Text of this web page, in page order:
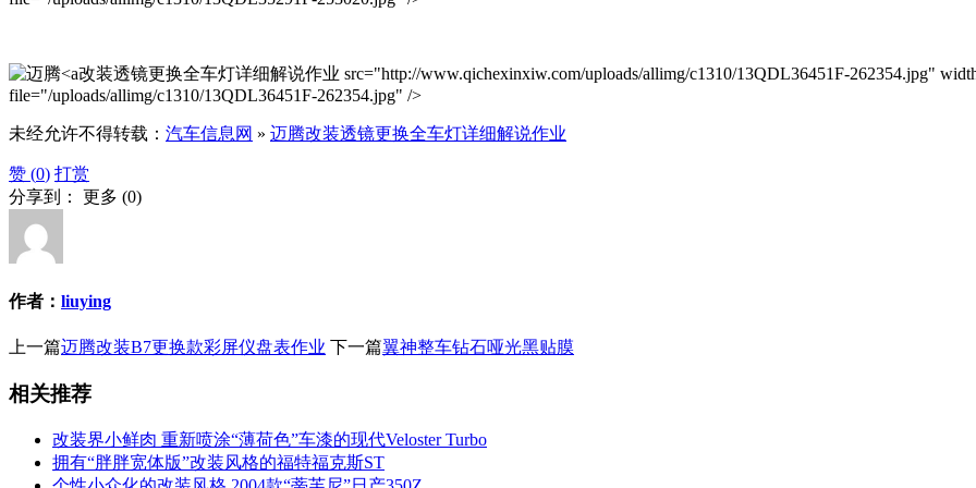
改装透镜更换全车灯详细解说作业 src="http://www.qichexinxiw.com/uploads/allimg/c1310/13QDL36451F-262354.jpg"
file="/uploads/allimg/c1310/13QDL36451F-262354.jpg" />
未经允许不得转载： 汽车信息网 » 迈腾改装透镜更换全车灯详细解说作业
赞 (0) 打赏
分享到： 更多 (0)
作者： liuying
上一篇迈腾改装B7更换款彩屏仪盘表作业 下一篇翼神整车钻石哑光黑贴膜
相关推荐
改装界小鲜肉 重新喷涂“薄荷色”车漆的现代Veloster Turbo
拥有“胖胖宽体版”改装风格的福特福克斯ST